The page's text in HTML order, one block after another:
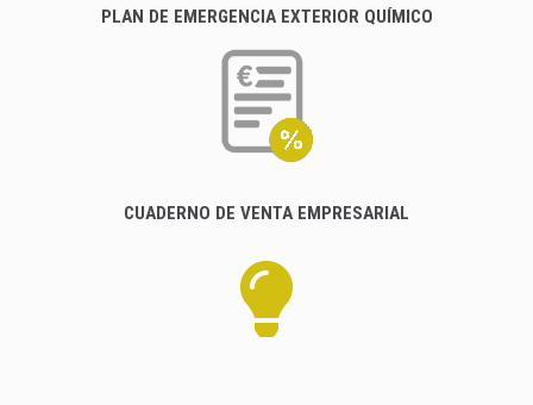
PLAN DE EMERGENCIA EXTERIOR QUÍMICO
CUADERNO DE VENTA EMPRESARIAL